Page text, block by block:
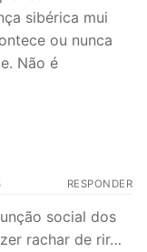
sibérica mui
ou nunca
Não é
RESPONDER
social dos
rachar de rir…